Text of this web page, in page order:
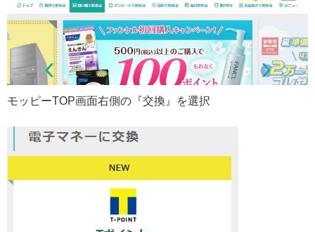
モッピーTOP画面右側の『交換』を選択